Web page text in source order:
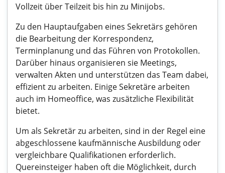
Vollzeit über Teilzeit bis hin zu Minijobs.
Zu den Hauptaufgaben eines Sekretärs gehören
die Bearbeitung der Korrespondenz,
Terminplanung und das Führen von Protokollen.
Darüber hinaus organisieren sie Meetings,
verwalten Akten und unterstützen das Team dabei,
effizient zu arbeiten. Einige Sekretäre arbeiten
auch im Homeoffice, was zusätzliche Flexibilität
bietet.
Um als Sekretär zu arbeiten, sind in der Regel eine
abgeschlossene kaufmännische Ausbildung oder
vergleichbare Qualifikationen erforderlich.
Quereinsteiger haben oft die Möglichkeit, durch